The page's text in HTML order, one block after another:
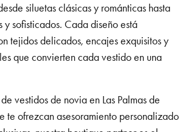
siluetas clásicas y románticas hasta
y sofisticados. Cada diseño está
tejidos delicados, encajes exquisitos y
que convierten cada vestido en una
vestidos de noviaen Las Palmas de
te ofrezcan asesoramiento personalizado